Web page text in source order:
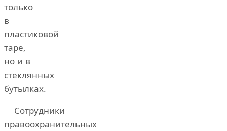
только
в
пластиковой
таре,
но и в
стеклянных
бутылках.
Сотрудники
правоохранительных